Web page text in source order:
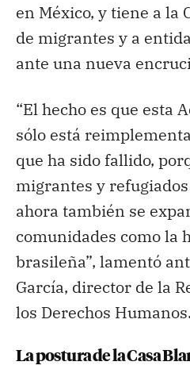
en México, y tiene a la
de migrantes y a
ante una nueva
“El hecho es que esta
sólo está
que ha sido fallido,
migrantes y
ahora también se
comunidades como la
brasileña”, lamentó
García, director de la
los Derechos Humanos.
La postura de la Casa